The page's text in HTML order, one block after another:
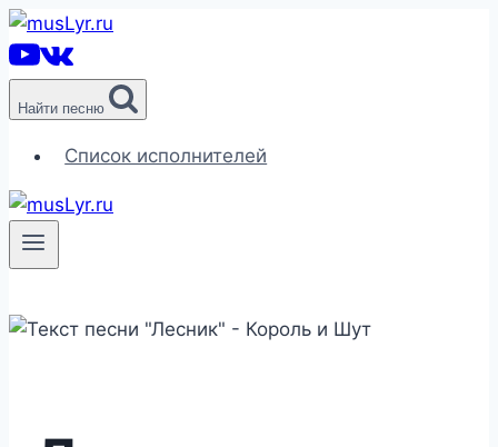
Перейти
к
содержимому
Найти песню
Список исполнителей